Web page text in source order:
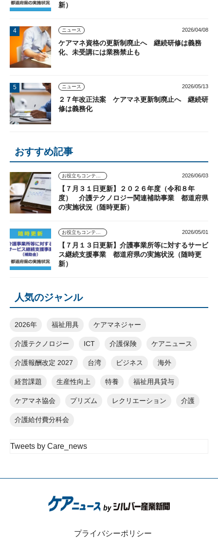
新）
ニュース 2026/04/08
ケアマネ資格の更新制廃止へ 継続研修は義務
化、未受講には業務禁止も
ニュース 2026/05/13
２７年改正法案 ケアマネ更新制廃止へ 継続研
修は義務化
おすすめ記事
2026/06/03
【７月３１日更新】２０２６年度（令和８年
度） 介護テクノロジー関連補助事業 都道府県
の実施状況（随時更新）
2026/05/01
【７月１３日更新】介護事業所等に対するサービ
ス継続支援事業 都道府県の実施状況（随時更
新）
人気のジャンル
2026年 福祉用具 ケアマネジャー
介護テクノロジー ICT 介護保険 ケアニュース
介護報酬改定 2027 台湾 ビジネス 海外
経営課題 生産性向上 特養 福祉用具貸与
ケアマネ協会 プリズム レクリエーション 介護
介護給付費分科会
Tweets by Care_news
プライバシーポリシー